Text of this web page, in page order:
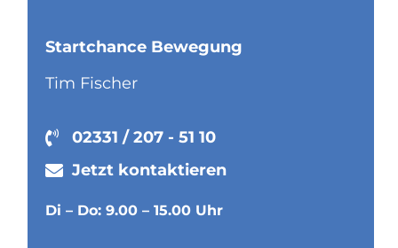
Startchance Bewegung
Tim Fischer
02331 / 207 - 51 10
Jetzt kontaktieren
Di – Do: 9.00 – 15.00 Uhr